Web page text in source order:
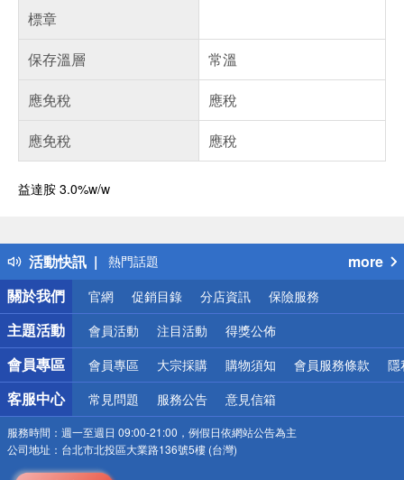
標章
保存溫層
常溫
應免稅
應稅
應免稅
應稅
益達胺 3.0%w/w
活動快訊
得獎公告
熱門話題
銀行優惠
偏遠地區配送
詐騙網頁！請小心！
more
關於我們
官網 促銷目錄 分店資訊 保險服務
主題活動 會員活動 注目活動 得獎公佈
會員專區 會員專區 大宗採購 購物須知 會員服務條款 隱
客服中心 常見問題 服務公告 意見信箱
服務時間： 週一至週日 09:00-21:00，例假日依網站公告為主
公司地址： 台北市北投區大業路136號5樓 (台灣)